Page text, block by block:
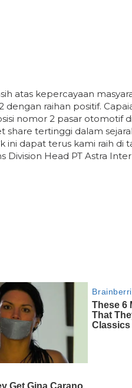
atas kepercayaan
raihan positif.
nomor 2 pasar otomotif
tertinggi dalam
ini dapat terus kami raih di
Division Head PT Astra